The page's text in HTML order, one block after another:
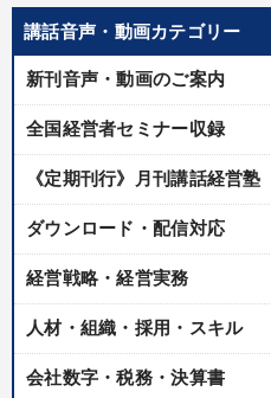
講話音声・動画カテゴリー
新刊音声・動画のご案内
全国経営者セミナー収録
《定期刊行》月刊講話経営塾
ダウンロード・配信対応
経営戦略・経営実務
人材・組織・採用・スキル
会社数字・税務・決算書